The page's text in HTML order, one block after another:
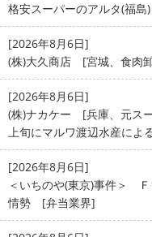
格安スーパーのアルタ(福
[2026年8月6日]
(株)大久商店 [宮城、食肉
[2026年8月6日]
(株)ナカケー [兵庫、元ス
上旬にマルワ渡辺水産によ
[2026年8月6日]
＜いちのや(東京)事件＞
情勢 [弁当業界]